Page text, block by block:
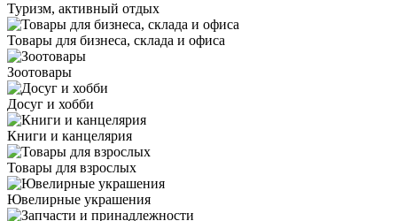
Туризм, активный отдых
Товары для бизнеса, склада и офиса
Зоотовары
Досуг и хобби
Книги и канцелярия
Товары для взрослых
Ювелирные украшения